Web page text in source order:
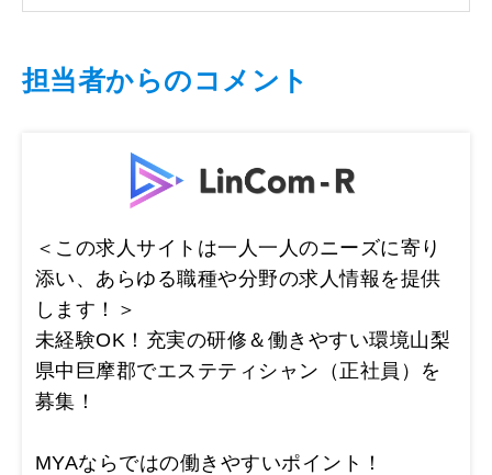
担当者からのコメント
＜この求人サイトは一人一人のニーズに寄り
添い、あらゆる職種や分野の求人情報を提供
します！＞
未経験OK！充実の研修＆働きやすい環境山梨
県中巨摩郡でエステティシャン（正社員）を
募集！
MYAならではの働きやすいポイント！